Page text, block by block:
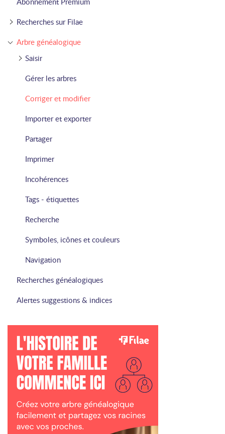
Recherches sur Filae
Arbre généalogique
Saisir
Gérer les arbres
Corriger et modifier
Importer et exporter
Partager
Imprimer
Incohérences
Tags - étiquettes
Recherche
Symboles, icônes et couleurs
Navigation
Recherches généalogiques
Alertes suggestions & indices